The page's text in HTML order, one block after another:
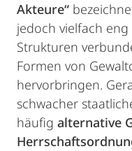
Akteure“
jedoch vielfach
Strukturen
Formen von
hervorbringen.
schwacher
häufig alternative